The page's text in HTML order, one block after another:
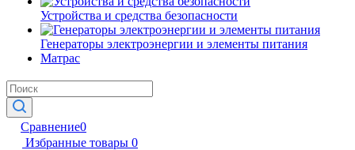
Устройства и средства безопасности
Генераторы электроэнергии и элементы питания
Матрас
Сравнение0
Избранные товары 0